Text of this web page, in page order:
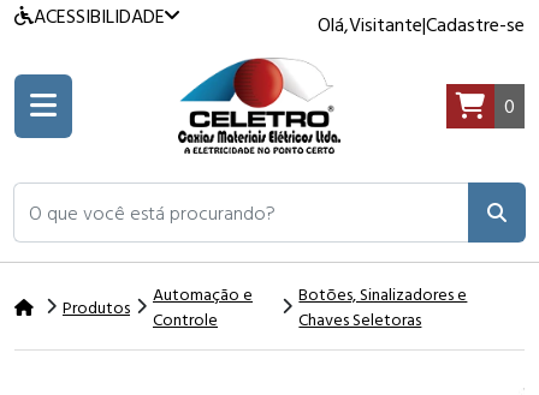
ACESSIBILIDADE Olá,Visitante|Cadastre-se
O que você está procurando?
0
Produtos
Automação e
Controle
Botões, Sinalizadores e
Chaves Seletoras